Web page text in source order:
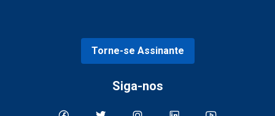
Torne-se Assinante
Siga-nos